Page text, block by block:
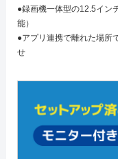
●録画機一体型の12.5イン
能）
●アプリ連携で離れた場所
せ